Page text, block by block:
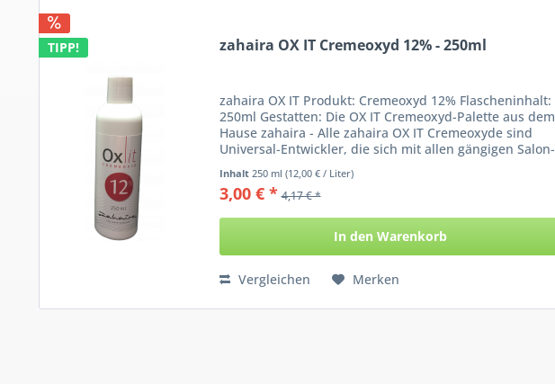
TIPP! zahaira OX IT Cremeoxyd 12% - 250ml
zahaira OX IT Produkt: Cremeoxyd 12% Flascheninhalt:
250ml Gestatten: Die OX IT Cremeoxyd-Palette aus dem
Hause zahaira - Alle zahaira OX IT Cremeoxyde sind
Universal-Entwickler, die sich mit allen gängigen Salon-
Inhalt 250 ml (12,00 € / Liter)
3,00 € * 4,17 € *
In den Warenkorb
Vergleichen Merken